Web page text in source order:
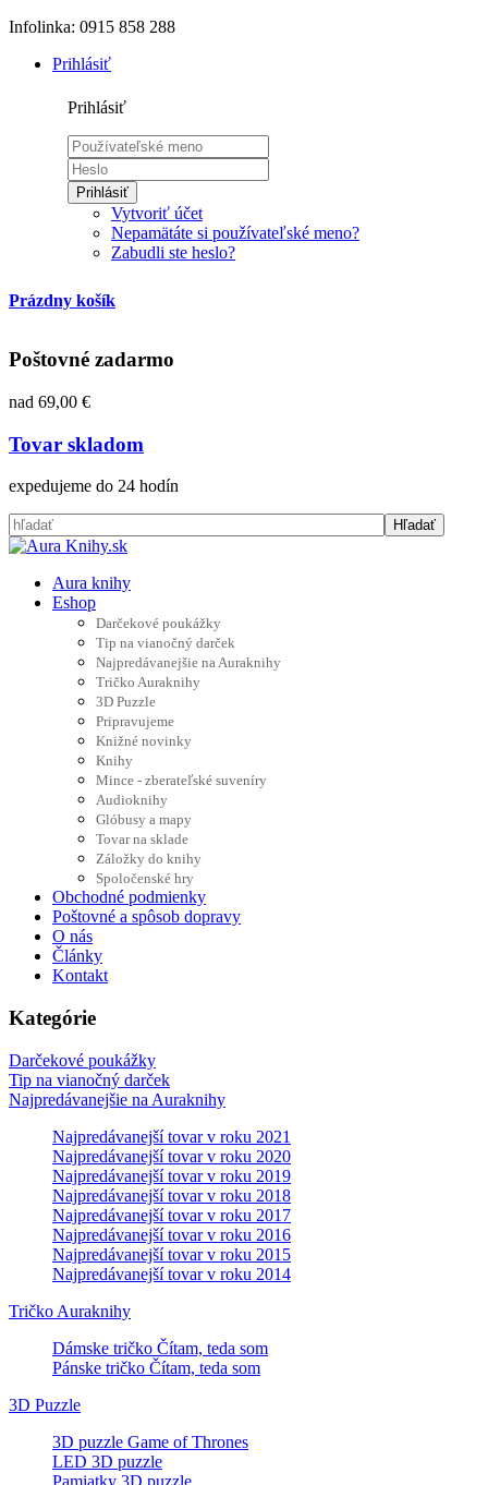
Infolinka: 0915 858 288
Prihlásiť
Prihlásiť
Prihlásiť
Vytvoriť účet
Nepamätáte si používateľské meno?
Zabudli ste heslo?
Prázdny košík
Poštovné zadarmo
nad 69,00 €
Tovar skladom
expedujeme do 24 hodín
Aura knihy
Eshop
Darčekové poukážky
Tip na vianočný darček
Najpredávanejšie na Auraknihy
Tričko Auraknihy
3D Puzzle
Pripravujeme
Knižné novinky
Knihy
Mince - zberateľské suveníry
Audioknihy
Glóbusy a mapy
Tovar na sklade
Záložky do knihy
Spoločenské hry
Obchodné podmienky
Poštovné a spôsob dopravy
O nás
Články
Kontakt
Kategórie
Darčekové poukážky
Tip na vianočný darček
Najpredávanejšie na Auraknihy
Najpredávanejší tovar v roku 2021
Najpredávanejší tovar v roku 2020
Najpredávanejší tovar v roku 2019
Najpredávanejší tovar v roku 2018
Najpredávanejší tovar v roku 2017
Najpredávanejší tovar v roku 2016
Najpredávanejší tovar v roku 2015
Najpredávanejší tovar v roku 2014
Tričko Auraknihy
Dámske tričko Čítam, teda som
Pánske tričko Čítam, teda som
3D Puzzle
3D puzzle Game of Thrones
LED 3D puzzle
Pamiatky 3D puzzle